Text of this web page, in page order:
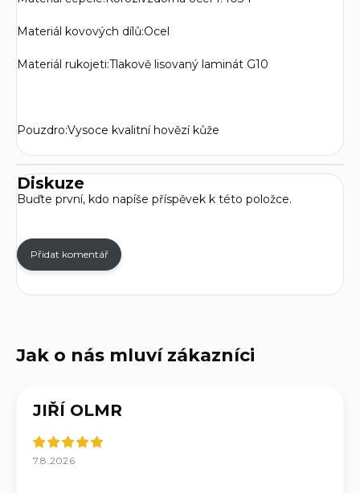
Materiál kovových dílů:Ocel
Materiál rukojeti:Tlakově lisovaný laminát G10
Pouzdro:Vysoce kvalitní hovězí kůže
Diskuze
Buďte první, kdo napíše příspěvek k této položce.
Přidat komentář
JIŘÍ OLMR
7.8.2026